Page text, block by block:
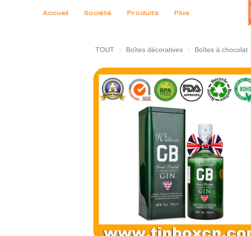
Accueil Société Produits
Services clients
Salons professionnels 2026
Certificats
Actualités
Produits Plus
TOUT Boîtes décoratives Boîtes décoratives
Boîtes à chocolat